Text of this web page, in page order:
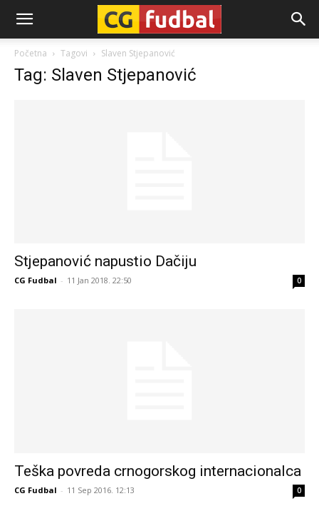
CG-
Fudbal
Početna Tagovi Slaven Stjepanović
Tag: Slaven Stjepanović
Stjepanović napustio Dačiju
CG Fudbal - 11 Jan 2018. 22:50 0
Teška povreda crnogorskog internacionalca
CG Fudbal - 11 Sep 2016. 12:13 0